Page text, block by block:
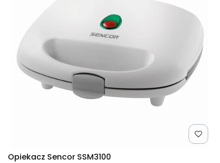
Opiekacz Sencor SSM3100